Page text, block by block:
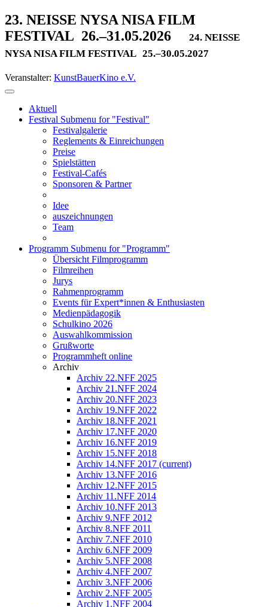
23. NEISSE NYSA NISA FILM
FESTIVAL 26.–31.05.2026
24. NEISSE
NYSA NISA FILM FESTIVAL 25.–30.05.2027
Veranstalter: KunstBauerKino e.V.
Aktuell
Festival Submenu for "Festival"
Festivalgalerie
Reglements & Einreichungen
Preise
Spielstätten
Festival-Cafés
Sponsoren & Partner
Idee
auszeichnungen
Team
Programm Submenu for "Programm"
Übersicht Filmprogramm
Filmreihen
Jurys
Rahmenprogramm
Events für Expert*innen & Enthusiasten
Medienpädagogik
Schulkino 2026
Auswahlkommission
Grußworte
Programmheft online
Archiv
Archiv 22.NFF 2025
Archiv 21.NFF 2024
Archiv 20.NFF 2023
Archiv 19.NFF 2022
Archiv 18.NFF 2021
Archiv 17.NFF 2020
Archiv 16.NFF 2019
Archiv 15.NFF 2018
Archiv 14.NFF 2017 (current)
Archiv 13.NFF 2016
Archiv 12.NFF 2015
Archiv 11.NFF 2014
Archiv 10.NFF 2013
Archiv 9.NFF 2012
Archiv 8.NFF 2011
Archiv 7.NFF 2010
Archiv 6.NFF 2009
Archiv 5.NFF 2008
Archiv 4.NFF 2007
Archiv 3.NFF 2006
Archiv 2.NFF 2005
Archiv 1.NFF 2004